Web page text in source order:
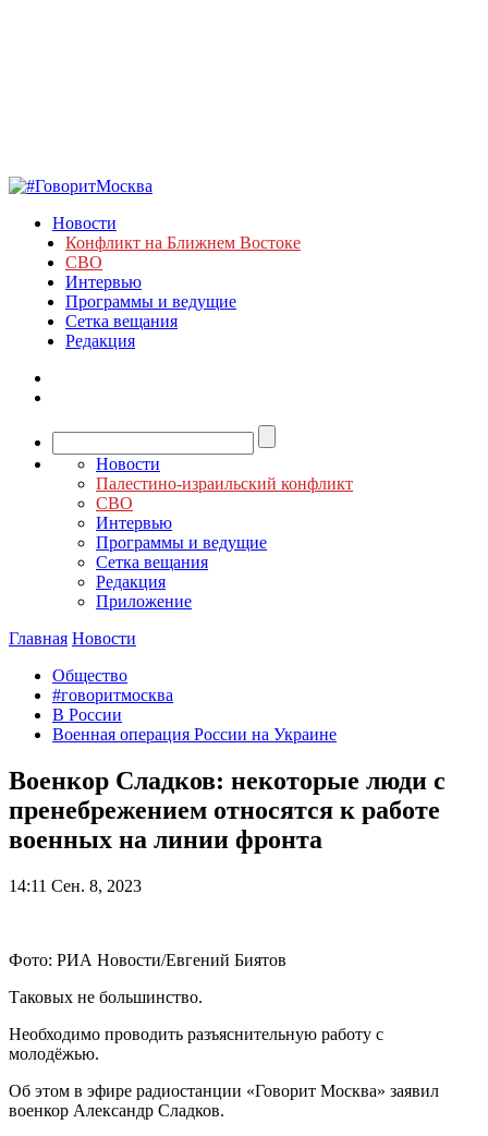
Новости
Конфликт на Ближнем Востоке
СВО
Интервью
Программы и ведущие
Сетка вещания
Редакция
Новости
Палестино-израильский конфликт
СВО
Интервью
Программы и ведущие
Сетка вещания
Редакция
Приложение
Главная Новости
Общество
#говоритмосква
В России
Военная операция России на Украине
Военкор Сладков: некоторые люди с
пренебрежением относятся к работе
военных на линии фронта
14:11 Сен. 8, 2023
Фото: РИА Новости/Евгений Биятов
Таковых не большинство.
Необходимо проводить разъяснительную работу с
молодёжью.
Об этом в эфире радиостанции «Говорит Москва» заявил
военкор Александр Сладков.